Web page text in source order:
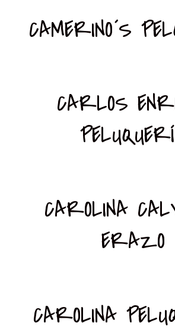
CAMERINO´S
CARLOS
CAROLINA
ERAZO
CAROLINA